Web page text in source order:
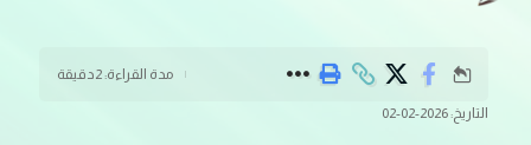
التاريخ: 2026-02-02
مدة القراءة: 2دقيقة